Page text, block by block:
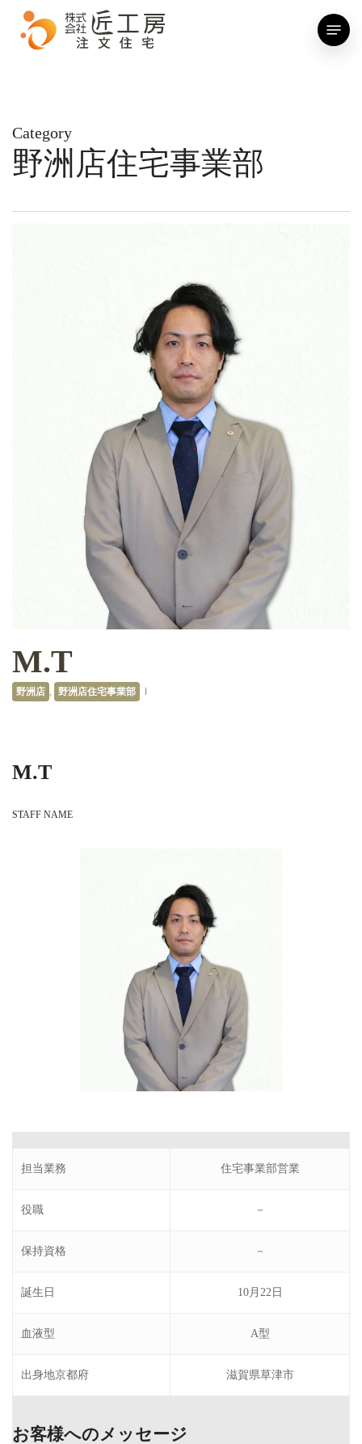
Menu
Category
野洲店住宅事業部
M.T
野洲店 , 野洲店住宅事業部
M.T
STAFF NAME
担当業務 住宅事業部営業
役職 －
保持資格 －
誕生日 10月22日
血液型 A型
出身地京都府 滋賀県草津市
お客様へのメッセージ